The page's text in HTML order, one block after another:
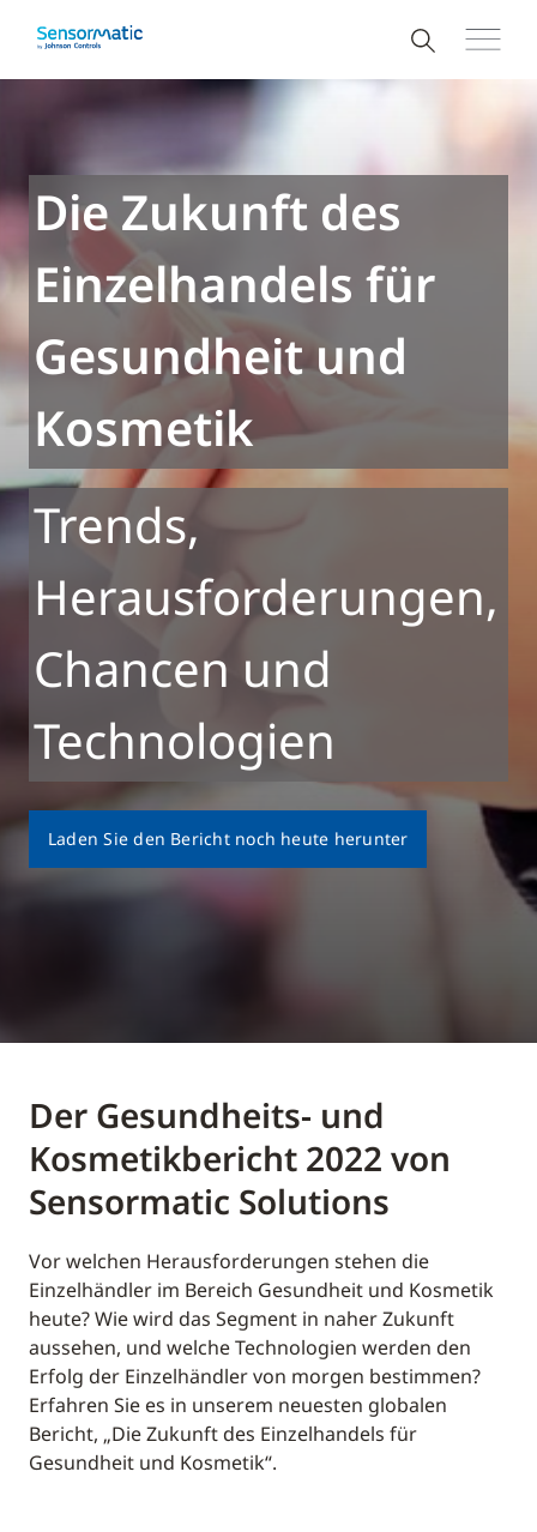
Die Zukunft des
Einzelhandels für
Gesundheit und
Kosmetik
Trends,
Herausforderungen,
Chancen und
Technologien
Laden Sie den Bericht noch heute herunter
Der Gesundheits- und
Kosmetikbericht 2022 von
Sensormatic Solutions
Vor welchen Herausforderungen stehen die
Einzelhändler im Bereich Gesundheit und Kosmetik
heute? Wie wird das Segment in naher Zukunft
aussehen, und welche Technologien werden den
Erfolg der Einzelhändler von morgen bestimmen?
Erfahren Sie es in unserem neuesten globalen
Bericht, „Die Zukunft des Einzelhandels für
Gesundheit und Kosmetik“.